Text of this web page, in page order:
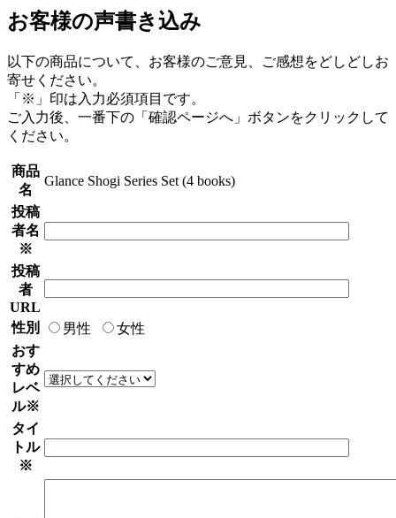
お客様の声書き込み
以下の商品について、お客様のご意見、ご感想をどしどしお
寄せください。
「 ※ 」印は入力必須項目です。
ご入力後、一番下の「確認ページへ」ボタンをクリックして
ください。
商品
名
Glance Shogi Series Set (4 books)
投稿
者名
※
投稿
者
URL
性別
男性
女性
おす
すめ
レベ
ル※
タイ
トル
※